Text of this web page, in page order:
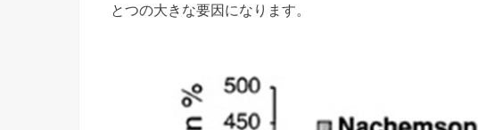
とつの大きな要因になります。